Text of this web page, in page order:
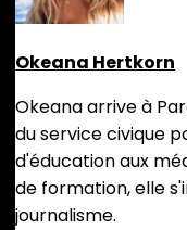
Okeana Hertkorn
Okeana arrive à
du service civique
d'éducation aux
de formation, elle
journalisme.